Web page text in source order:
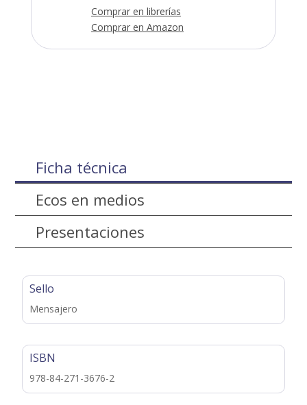
Comprar en librerías
Comprar en Amazon
Ficha técnica
Ecos en medios
Presentaciones
Sello
Mensajero
ISBN
978-84-271-3676-2